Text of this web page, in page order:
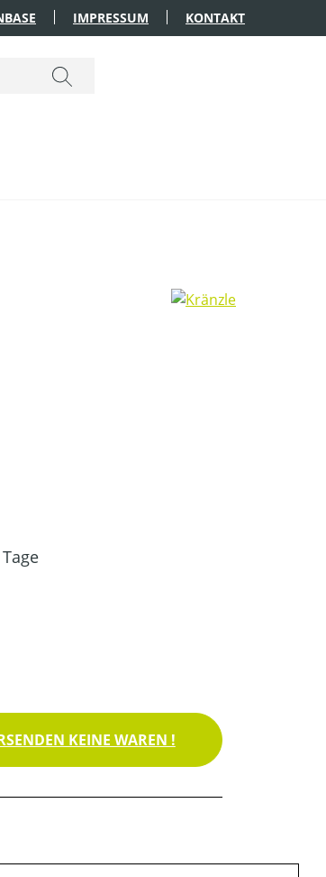
IMPRESSUM KONTAKT
KEINE WAREN !